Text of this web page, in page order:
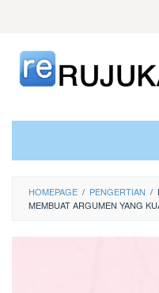
content
HOMEPAGE / PENGERTIAN /
MEMBUAT ARGUMEN YANG